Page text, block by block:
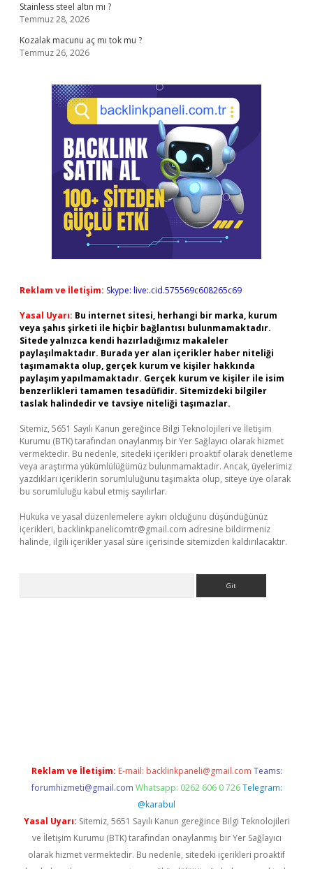
Stainless steel altın mı ?
Temmuz 28, 2026
Kozalak macunu aç mı tok mu ?
Temmuz 26, 2026
Reklam ve İletişim: Skype: live:.cid.575569c608265c69
Yasal Uyarı: Bu internet sitesi, herhangi bir marka, kurum
veya şahıs şirketi ile hiçbir bağlantısı bulunmamaktadır.
Sitede yalnızca kendi hazırladığımız makaleler
paylaşılmaktadır. Burada yer alan içerikler haber niteliği
taşımamakta olup, gerçek kurum ve kişiler hakkında
paylaşım yapılmamaktadır. Gerçek kurum ve kişiler ile isim
benzerlikleri tamamen tesadüfidir. Sitemizdeki bilgiler
taslak halindedir ve tavsiye niteliği taşımazlar.
Sitemiz, 5651 Sayılı Kanun gereğince Bilgi Teknolojileri ve İletişim
Kurumu (BTK) tarafından onaylanmış bir Yer Sağlayıcı olarak hizmet
vermektedir. Bu nedenle, sitedeki içerikleri proaktif olarak denetleme
veya araştırma yükümlülüğümüz bulunmamaktadır. Ancak, üyelerimiz
yazdıkları içeriklerin sorumluluğunu taşımakta olup, siteye üye olarak
bu sorumluluğu kabul etmiş sayılırlar.
Hukuka ve yasal düzenlemelere aykırı olduğunu düşündüğünüz
içerikleri, backlinkpanelicomtr@gmail.com adresine bildirmeniz
halinde, ilgili içerikler yasal süre içerisinde sitemizden kaldırılacaktır.
Reklam ve İletişim: E-mail: backlinkpaneli@gmail.com Teams:
forumhizmeti@gmail.com Whatsapp: 0262 606 0 726 Telegram:
@karabul
Yasal Uyarı: Sitemiz, 5651 Sayılı Kanun gereğince Bilgi Teknolojileri
ve İletişim Kurumu (BTK) tarafından onaylanmış bir Yer Sağlayıcı
olarak hizmet vermektedir. Bu nedenle, sitedeki içerikleri proaktif